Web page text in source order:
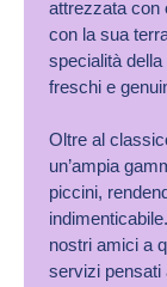
attrezzata con
con la sua
specialità
freschi e
Oltre al
un’ampia
piccini,
nostri amici a
servizi pensati